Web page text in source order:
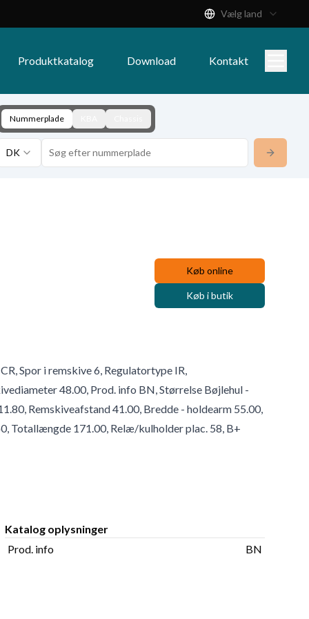
Vælg land
Produktkatalog Download Kontakt
Nummerplade
DK
Køb online
Køb i butik
Spor i remskive 6, Regulatortype IR,
48.00, Prod. info BN, Størrelse Bøjlehul -
Remskiveafstand 41.00, Bredde - holdearm 55.00,
Totallængde 171.00, Relæ/kulholder plac. 58, B+
Katalog oplysninger
Prod. info
BN